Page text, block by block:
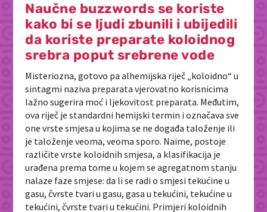
Naučne buzzwords se koriste
kako bi se ljudi zbunili i ubijedili
da koriste preparate koloidnog
srebra poput srebrene vode
Misteriozna, gotovo pa alhemijska riječ „koloidno“ u
sintagmi naziva preparata vjerovatno korisnicima
lažno sugerira moć i ljekovitost preparata. Međutim,
ova riječ je standardni hemijski termin i označava sve
one vrste smjesa u kojima se ne događa taloženje ili
je taloženje veoma, veoma sporo. Naime, postoje
različite vrste koloidnih smjesa, a klasifikacija je
urađena prema tome u kojem se agregatnom stanju
nalaze faze smjese: da li se radi o smjesi tekućine u
gasu, čvrste tvari u gasu, gasa u tekućini, tekućine u
tekućini, čvrste tvari u tekućini. Primjeri koloidnih